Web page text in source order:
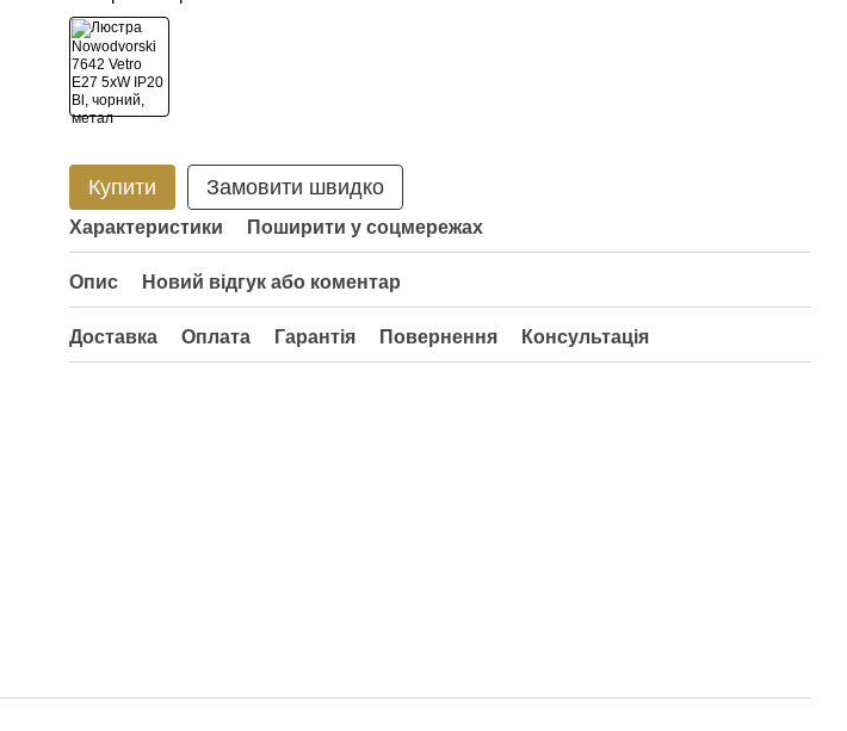
Купити Замовити швидко
Характеристики Поширити у соцмережах
Опис Новий відгук або коментар
Доставка Оплата Гарантія Повернення Консультація